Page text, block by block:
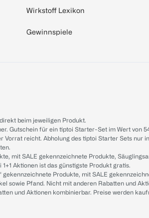
Wirkstoff Lexikon
Gewinnspiele
beim jeweiligen Produkt.
Gutschein für ein tiptoi Starter-Set im Wert
Vorrat reicht. Abholung des tiptoi Starter Sets
mit SALE gekennzeichnete Produkte,
Aktionen ist das günstigste Produkt gratis.
gekennzeichnete Produkte, mit SALE
sowie Pfand. Nicht mit anderen Rabatten und
und Aktionen kombinierbar. Preise werden